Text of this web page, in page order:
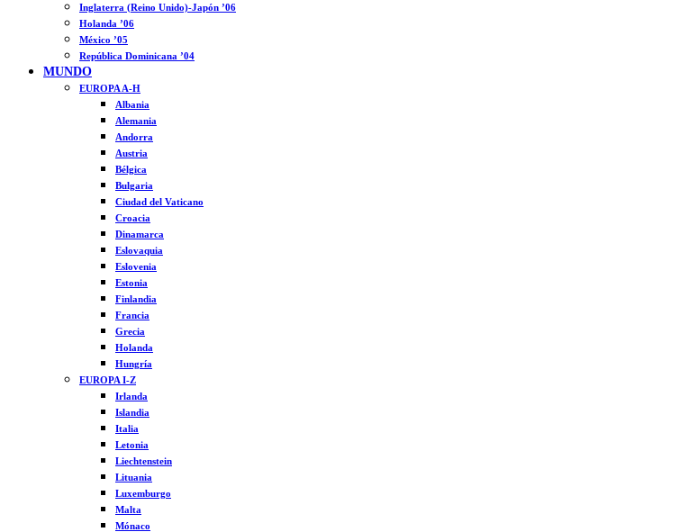
Inglaterra (Reino Unido)-Japón ’06
Holanda ’06
México ’05
República Dominicana ’04
MUNDO
EUROPA A-H
Albania
Alemania
Andorra
Austria
Bélgica
Bulgaria
Ciudad del Vaticano
Croacia
Dinamarca
Eslovaquia
Eslovenia
Estonia
Finlandia
Francia
Grecia
Holanda
Hungría
EUROPA I-Z
Irlanda
Islandia
Italia
Letonia
Liechtenstein
Lituania
Luxemburgo
Malta
Mónaco